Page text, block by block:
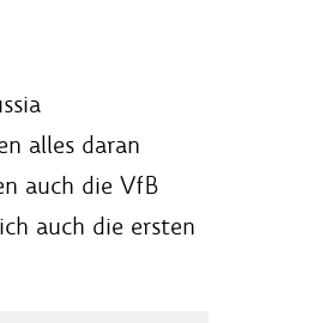
alles daran
auch die VfB
auch die ersten